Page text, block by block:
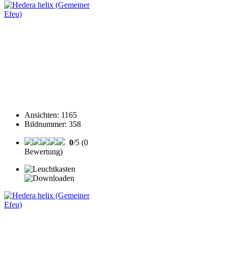
Ansichten: 1165
Bildnummer: 358
0/5 (0
Bewertung)